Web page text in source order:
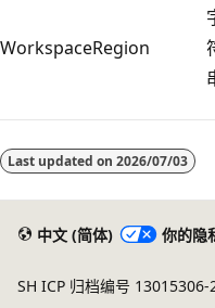
WorkspaceRegion
Last updated on 2026/07/03
中文 (简体) 你的隐
SH ICP 归档编号 13015306-